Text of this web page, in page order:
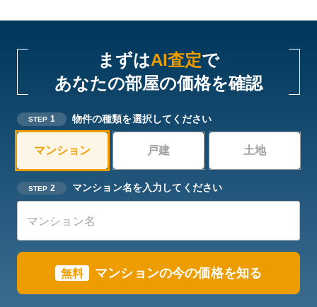
まずはAI査定で
あなたの部屋の価格を確認
STEP 1 物件の種類を選択してください
マンション 戸建 土地
STEP 2 マンション名を入力してください
無料 マンションの今の価格を知る